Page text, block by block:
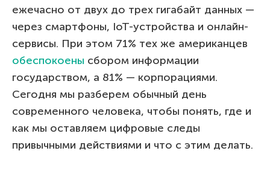
ежечасно от двух до трех гигабайт данных —
через смартфоны, IoT-устройства и онлайн-
сервисы. При этом 71% тех же американцев
обеспокоены сбором информации
государством, а 81% — корпорациями.
Сегодня мы разберем обычный день
современного человека, чтобы понять, где и
как мы оставляем цифровые следы
привычными действиями и что с этим делать.